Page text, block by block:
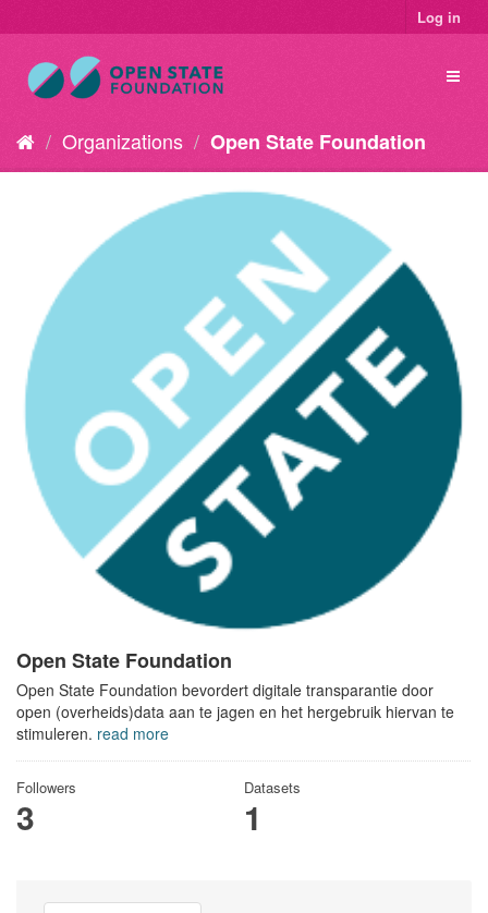
Log in
Organizations Open State Foundation
Open State Foundation
Open State Foundation bevordert digitale transparantie door
open (overheids)data aan te jagen en het hergebruik hiervan te
stimuleren. read more
Followers
3
Datasets
1